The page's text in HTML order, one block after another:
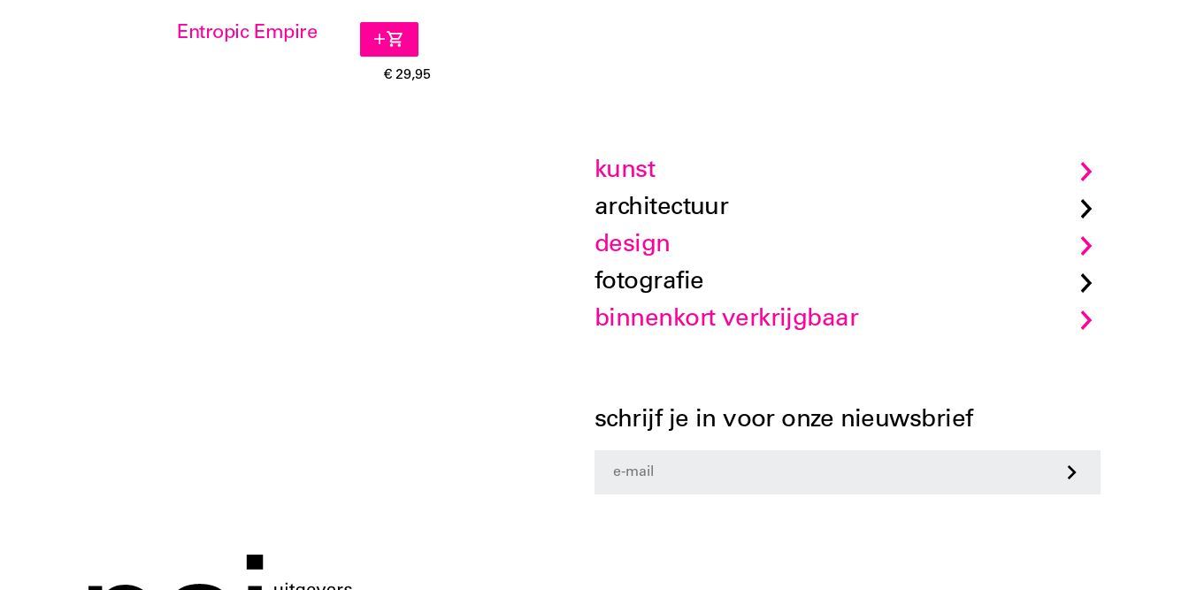
Entropic Empire
€ 29,95
kunst
architectuur
design
fotografie
binnenkort verkrijgbaar
schrijf je in voor onze nieuwsbrief